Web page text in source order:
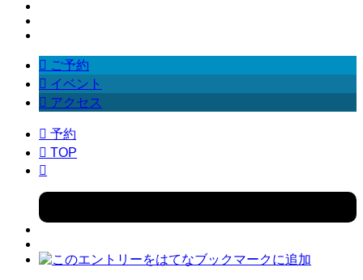
 ご予約
 イベント
 アクセス
 予約
 TOP
